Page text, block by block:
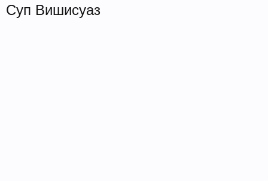
Суп Вишисуаз